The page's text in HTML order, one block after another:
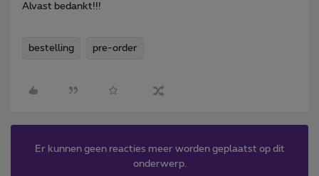
Alvast bedankt!!!
bestelling pre-order
Er kunnen geen reacties meer worden geplaatst op dit
onderwerp.